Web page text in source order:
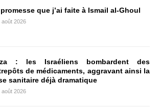
que j’ai faite à Ismail al-Ghoul
août 2026
: les Israéliens bombardent des
de médicaments, aggravant ainsi la
sanitaire déjà dramatique
août 2026